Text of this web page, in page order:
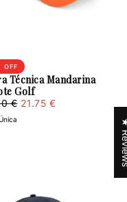
Técnica Mandarina
Golf
OFF
€ Minimum
21.75 €
★